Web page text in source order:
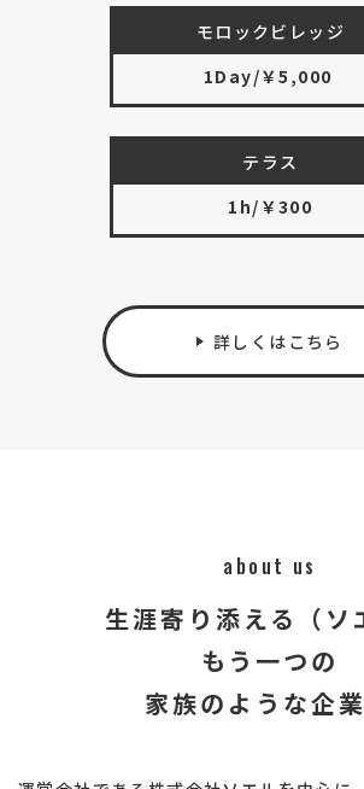
モロックビレッジ
1Day/￥5,000
テラス
1h/￥300
詳しくはこちら
about us
生涯寄り添える（ソ
もう一つの
家族のような企